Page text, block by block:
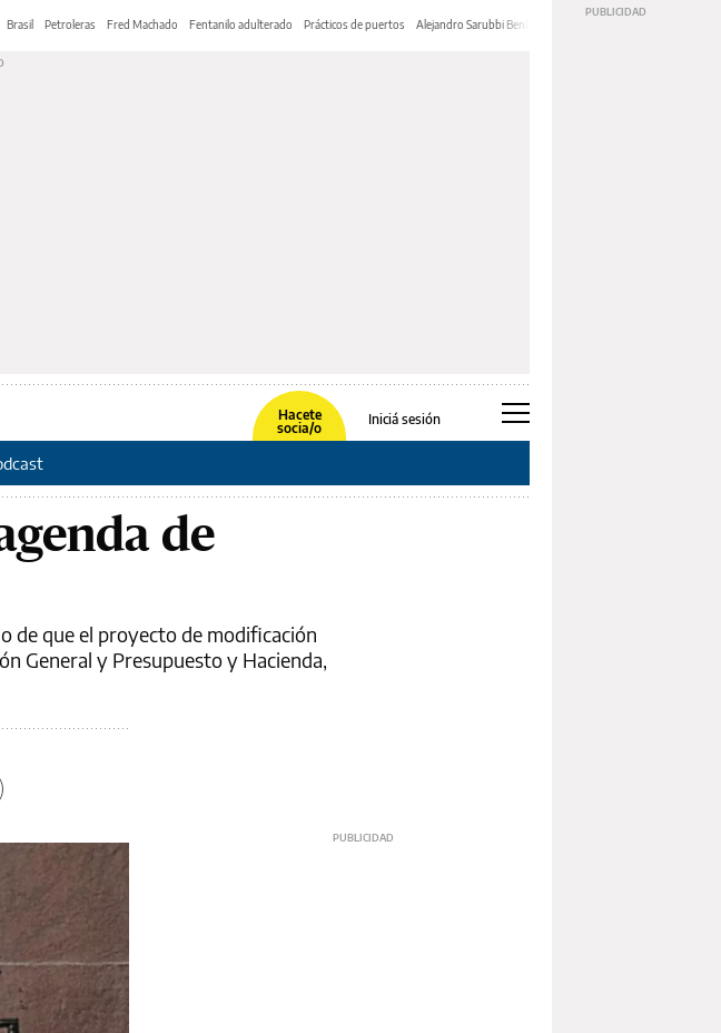
Brasil Petroleras Fred Machado Fentanilo adulterado Prácticos de puertos Alejandro Sarubbi Benítez
Hacete
socia/o
Iniciá sesión
de
de que el proyecto de modificación
General y Presupuesto y Hacienda,